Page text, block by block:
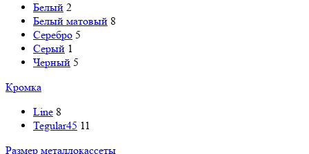
Белый 2
Белый матовый 8
Серебро 5
Серый 1
Черный 5
Кромка
Line 8
Tegular45 11
Размер металлокассеты